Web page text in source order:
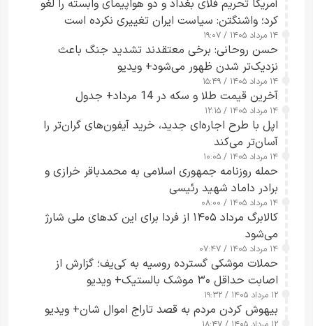
آمریکا تحریم فلای بغداد و دو هواپیمای وابسته را لغو
کرد؛ واشنگتن: سیاست ایران تغییری نکرده است
۱۴ مرداد ۱۴۰۵ / ۱۹:۰۷
حسن روحانی: برخی معتقدند تشدید جنگ باعث
نزدیک‌تر شدن ظهور می‌شود+ ویدیو
۱۴ مرداد ۱۴۰۵ / ۱۵:۴۹
آخرین قیمت طلا و سکه در 14 مرداد+ جدول
۱۴ مرداد ۱۴۰۵ / ۱۲:۱۵
اپل با طرح اجاره‌ای جدید، خرید آیفون‌های گران‌تر را
آسان‌تر می‌کند
۱۴ مرداد ۱۴۰۵ / ۱۰:۰۵
حمله روزنامه جمهوری اسلامی به محمدباقر خرازی و
برادر داماد شهید رئیسی
۱۴ مرداد ۱۴۰۵ / ۰۸:۰۰
کالابرگ مرداد ۱۴۰۵ از فردا برای این کدهای ملی شارژ
می‌شود
۱۴ مرداد ۱۴۰۵ / ۰۷:۴۷
حملات موشکی گسترده روسیه به کی‌یف؛ گزارش از
اصابت حداقل ۳۰ موشک بالستیک+ ویدیو
۱۲ مرداد ۱۴۰۵ / ۱۹:۳۲
بیهوش کردن مردم به قصد تاراج اموال شان+ ویدیو